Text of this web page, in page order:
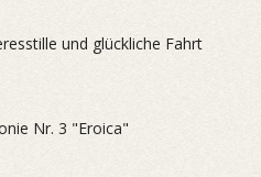
und glückliche Fahrt
Nr. 3 "Eroica"